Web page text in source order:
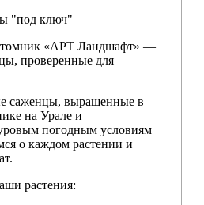
"под ключ"
«АРТ Ландшафт» —
проверенные для
саженцы, выращенные в
на Урале и
погодным условиям
о каждом растении и
растения: